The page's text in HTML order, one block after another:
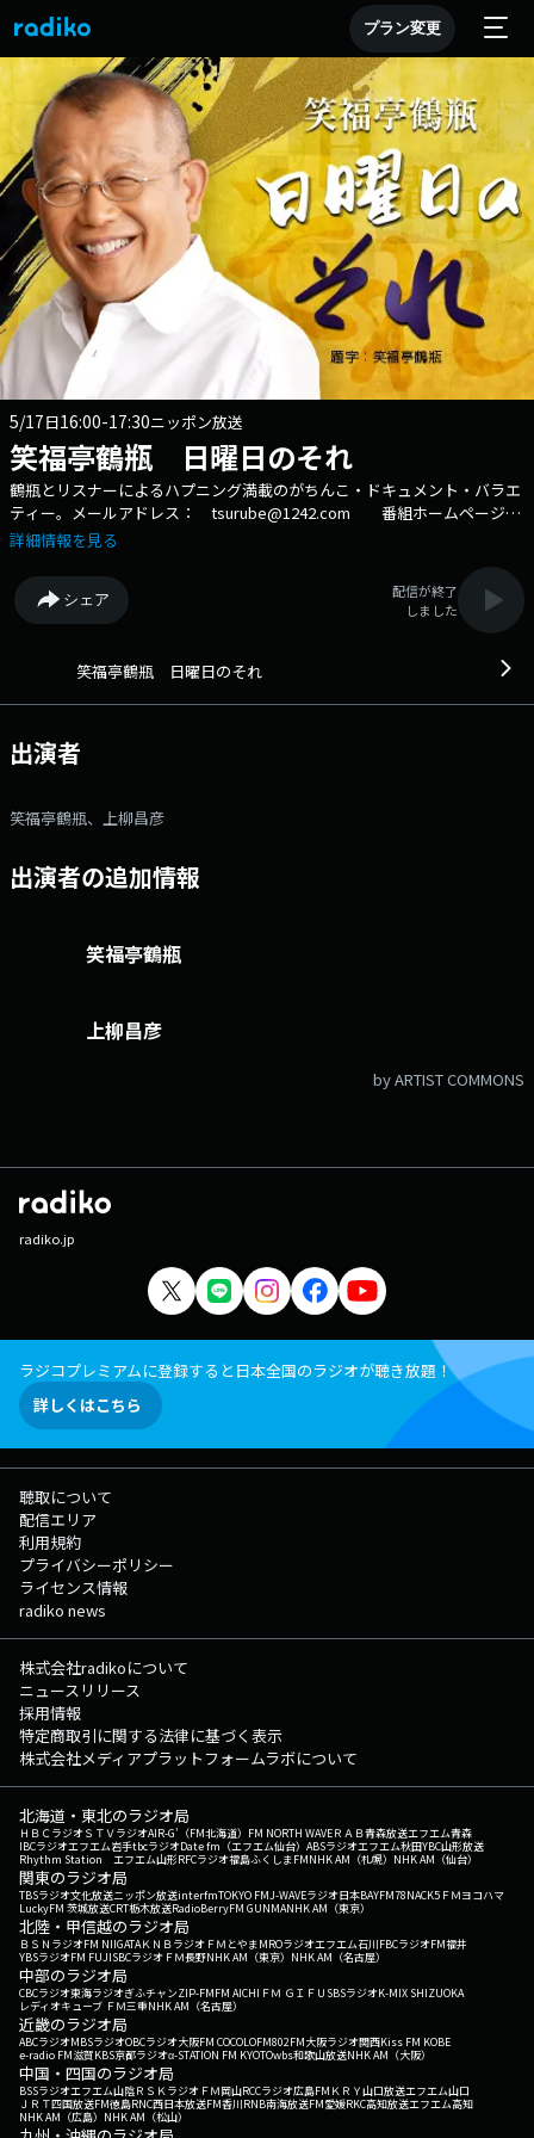
プラン変更
5/17日16:00-17:30ニッポン放送
笑福亭鶴瓶 日曜日のそれ
鶴瓶とリスナーによるハプニング満載のがちんこ・ドキュメント・バラエ
ティー。メールアドレス： tsurube@1242.com 番組ホームページは
こちら twitterハッシュタグは「#日曜日のそれ」
詳細情報を見る
シェア
配信が終了
しました
笑福亭鶴瓶 日曜日のそれ
出演者
笑福亭鶴瓶、上柳昌彦
出演者の追加情報
笑福亭鶴瓶
上柳昌彦
by ARTIST COMMONS
radiko.jp
ラジコプレミアムに登録すると日本全国のラジオが聴き放題！
詳しくはこちら
聴取について
配信エリア
利用規約
プライバシーポリシー
ライセンス情報
radiko news
株式会社radikoについて
ニュースリリース
採用情報
特定商取引に関する法律に基づく表示
株式会社メディアプラットフォームラボについて
北海道・東北のラジオ局
ＨＢＣラジオＳＴＶラジオAIR-G'（FM北海道） FM NORTH WAVEＲＡＢ青森放送エフエム青森
IBCラジオエフエム岩手tbcラジオDate fm（エフエム仙台） ABSラジオエフエム秋田YBC山形放送
Rhythm Station エフエム山形RFCラジオ福島ふくしまFMNHK AM（札幌） NHK AM（仙台）
関東のラジオ局
TBSラジオ文化放送ニッポン放送interfmTOKYO FMJ-WAVEラジオ日本BAYFM78NACK5 ＦＭヨコハマ
LuckyFM 茨城放送CRT栃木放送RadioBerryFM GUNMANHK AM（東京）
北陸・甲信越のラジオ局
ＢＳＮラジオFM NIIGATAＫＮＢラジオ ＦＭとやまMROラジオエフエム石川FBCラジオFM福井
YBSラジオFM FUJISBCラジオ ＦＭ長野NHK AM（東京） NHK AM（名古屋）
中部のラジオ局
CBCラジオ東海ラジオぎふチャンZIP-FMFM AICHI ＦＭ ＧＩＦＵ SBSラジオK-MIX SHIZUOKA
レディオキューブ ＦＭ三重NHK AM（名古屋）
近畿のラジオ局
ABCラジオMBSラジオOBCラジオ大阪FM COCOLOFM802FM大阪ラジオ関西Kiss FM KOBE
e-radio FM滋賀KBS京都ラジオα-STATION FM KYOTOwbs和歌山放送NHK AM（大阪）
中国・四国のラジオ局
BSSラジオエフエム山陰ＲＳＫラジオ ＦＭ岡山RCCラジオ広島FM ＫＲＹ山口放送エフエム山口
ＪＲＴ四国放送FM徳島RNC西日本放送FM香川RNB南海放送FM愛媛RKC高知放送エフエム高知
NHK AM（広島） NHK AM（松山）